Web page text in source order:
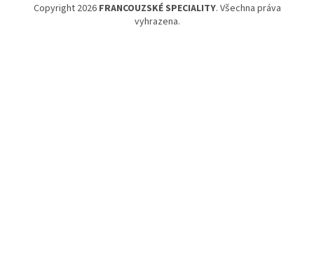
Copyright 2026 FRANCOUZSKÉ SPECIALITY. Všechna práva
vyhrazena.